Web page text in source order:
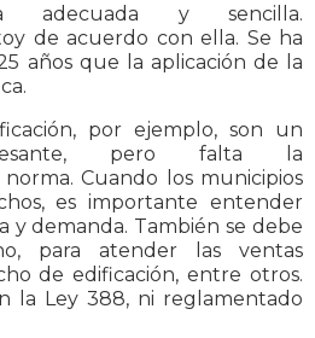
adecuada y sencilla.
de acuerdo con ella. Se ha
años que la aplicación de la
por ejemplo, son un
pero falta la
Cuando los municipios
es importante entender
y demanda. También se debe
para atender las ventas
de edificación, entre otros.
la Ley 388, ni reglamentado